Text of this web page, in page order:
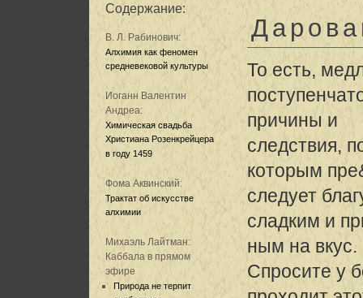
Содержание:
В. Л. Рабинович:
Алхимия как феномен
средневековой культуры
Иоганн Валентин
Андреа:
Химическая свадьба
Христиана Розенкрейцера
в году 1459
Фома Аквинский:
Трактат об искусстве
алхимии
Михаэль Лайтман:
Каббала в прямом
эфире
Природа не терпит
То есть,
причины и
следствия,
которым
следует
сладким и
ным на вкус.
Спросите у